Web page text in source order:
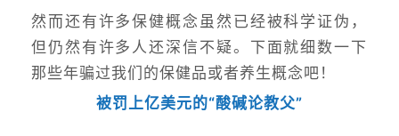
然而还有许多保健概念虽然已经被科学证伪，
但仍然有许多人还深信不疑。下面就细数一下
那些年骗过我们的保健品或者养生概念吧！
被罚上亿美元的“酸碱论教父”